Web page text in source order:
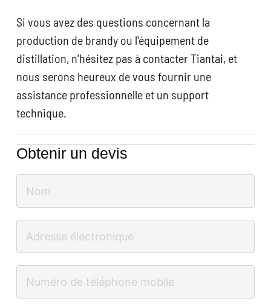
Si vous avez des questions concernant la
production de brandy ou l'équipement de
distillation, n'hésitez pas à contacter Tiantai, et
nous serons heureux de vous fournir une
assistance professionnelle et un support
technique.
Obtenir un devis